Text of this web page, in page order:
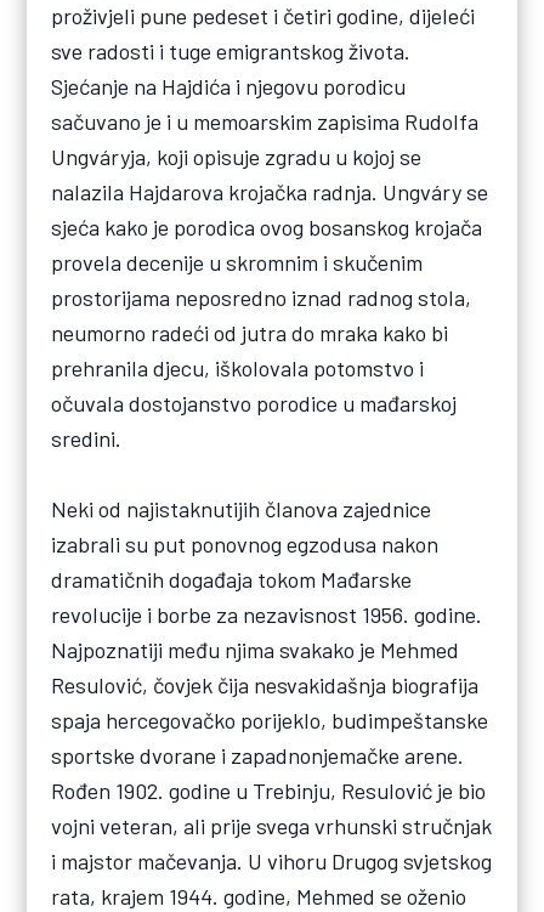
proživjeli pune pedeset i četiri godine, dijeleći
sve radosti i tuge emigrantskog života.
Sjećanje na Hajdića i njegovu porodicu
sačuvano je i u memoarskim zapisima Rudolfa
Ungváryja, koji opisuje zgradu u kojoj se
nalazila Hajdarova krojačka radnja. Ungváry se
sjeća kako je porodica ovog bosanskog krojača
provela decenije u skromnim i skučenim
prostorijama neposredno iznad radnog stola,
neumorno radeći od jutra do mraka kako bi
prehranila djecu, iškolovala potomstvo i
očuvala dostojanstvo porodice u mađarskoj
sredini.
Neki od najistaknutijih članova zajednice
izabrali su put ponovnog egzodusa nakon
dramatičnih događaja tokom Mađarske
revolucije i borbe za nezavisnost 1956. godine.
Najpoznatiji među njima svakako je Mehmed
Resulović, čovjek čija nesvakidašnja biografija
spaja hercegovačko porijeklo, budimpeštanske
sportske dvorane i zapadnonjemačke arene.
Rođen 1902. godine u Trebinju, Resulović je bio
vojni veteran, ali prije svega vrhunski stručnjak
i majstor mačevanja. U vihoru Drugog svjetskog
rata, krajem 1944. godine, Mehmed se oženio